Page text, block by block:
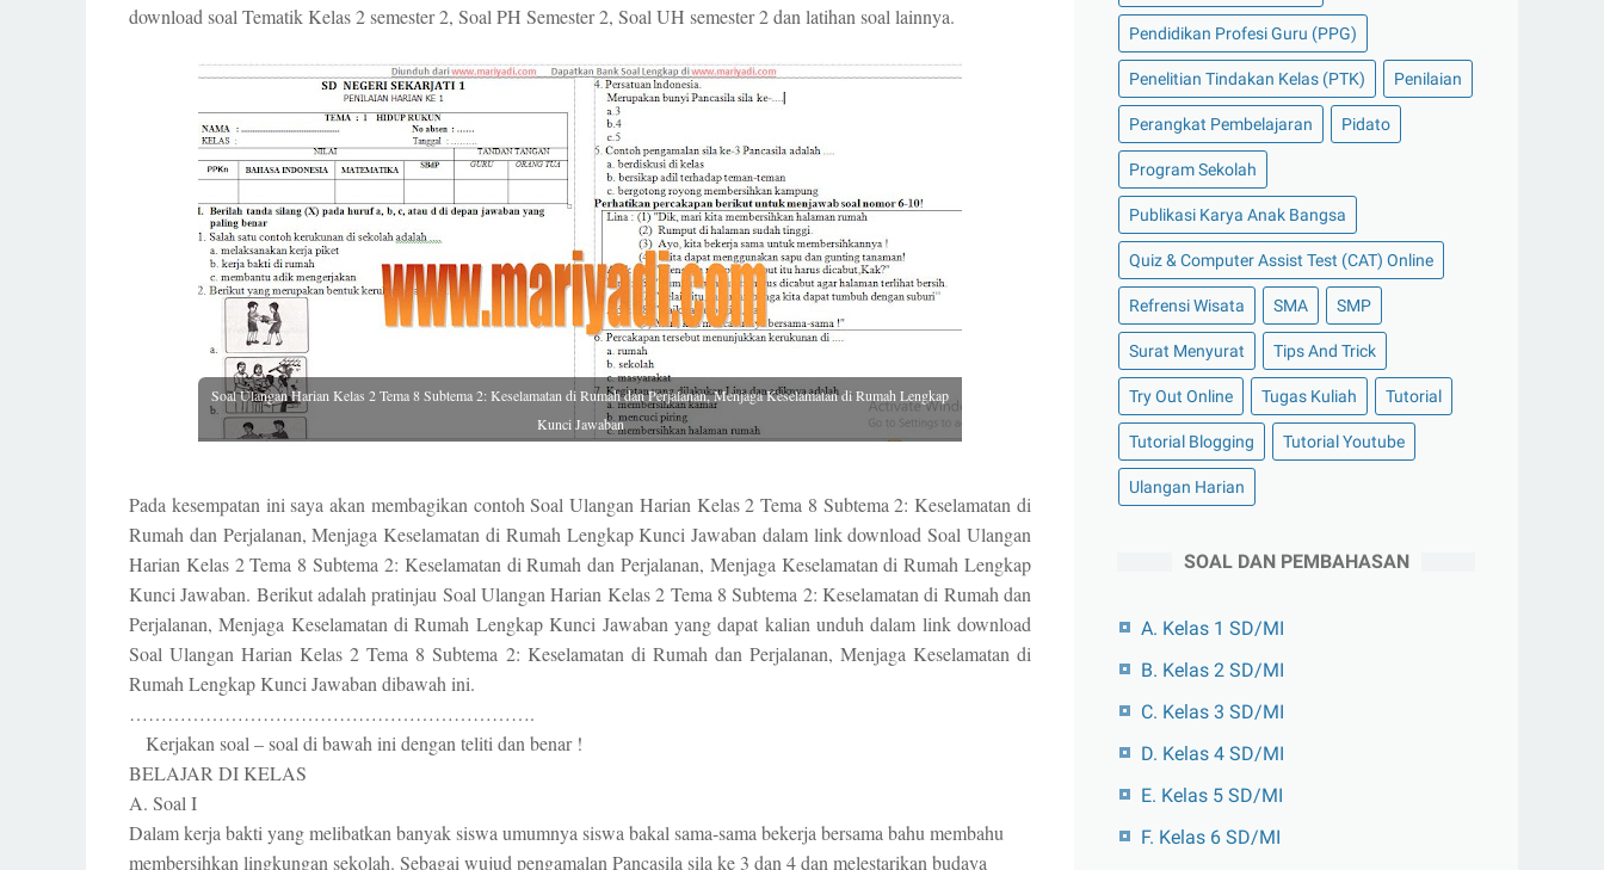
download soal Tematik Kelas 2 semester 2, Soal PH Semester 2, Soal UH semester 2 dan latihan soal lainnya.
Soal Ulangan Harian Kelas 2 Tema 8 Subtema 2: Keselamatan di Rumah dan Perjalanan, Menjaga Keselamatan di Rumah Lengkap
Kunci Jawaban
Pada kesempatan ini saya akan membagikan contoh Soal Ulangan Harian Kelas 2 Tema 8 Subtema 2: Keselamatan di
Rumah dan Perjalanan, Menjaga Keselamatan di Rumah Lengkap Kunci Jawaban dalam link download Soal Ulangan
Harian Kelas 2 Tema 8 Subtema 2: Keselamatan di Rumah dan Perjalanan, Menjaga Keselamatan di Rumah Lengkap
Kunci Jawaban. Berikut adalah pratinjau Soal Ulangan Harian Kelas 2 Tema 8 Subtema 2: Keselamatan di Rumah dan
Perjalanan, Menjaga Keselamatan di Rumah Lengkap Kunci Jawaban yang dapat kalian unduh dalam link download
Soal Ulangan Harian Kelas 2 Tema 8 Subtema 2: Keselamatan di Rumah dan Perjalanan, Menjaga Keselamatan di
Rumah Lengkap Kunci Jawaban dibawah ini.
……………………………………………………….
Kerjakan soal – soal di bawah ini dengan teliti dan benar !
BELAJAR DI KELAS
A. Soal I
Dalam kerja bakti yang melibatkan banyak siswa umumnya siswa bakal sama-sama bekerja bersama bahu membahu
membersihkan lingkungan sekolah. Sebagai wujud pengamalan Pancasila sila ke 3 dan 4 dan melestarikan budaya
Pendidikan Profesi Guru (PPG)
Penelitian Tindakan Kelas (PTK) Penilaian
Perangkat Pembelajaran Pidato
Program Sekolah
Publikasi Karya Anak Bangsa
Quiz & Computer Assist Test (CAT) Online
Refrensi Wisata SMA SMP
Surat Menyurat Tips And Trick
Try Out Online Tugas Kuliah Tutorial
Tutorial Blogging Tutorial Youtube
Ulangan Harian
SOAL DAN PEMBAHASAN
A. Kelas 1 SD/MI
B. Kelas 2 SD/MI
C. Kelas 3 SD/MI
D. Kelas 4 SD/MI
E. Kelas 5 SD/MI
F. Kelas 6 SD/MI